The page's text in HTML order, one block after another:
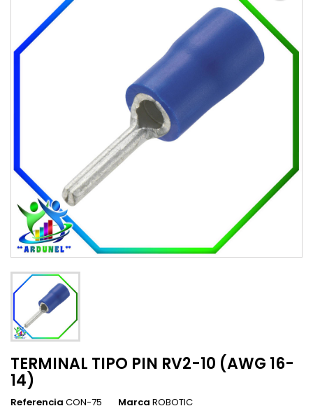
TERMINAL TIPO PIN RV2-10 (AWG 16-
14)
Referencia CON-75 Marca ROBOTIC